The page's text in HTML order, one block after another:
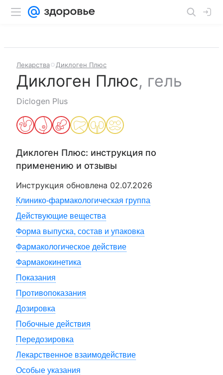
Лекарства Диклоген Плюс
Диклоген Плюс, гель
Diclogen Plus
Диклоген Плюс: инструкция по
применению и отзывы
Инструкция обновлена 02.07.2026
Клинико-фармакологическая группа
Действующие вещества
Форма выпуска, состав и упаковка
Фармакологическое действие
Фармакокинетика
Показания
Противопоказания
Дозировка
Побочные действия
Передозировка
Лекарственное взаимодействие
Особые указания